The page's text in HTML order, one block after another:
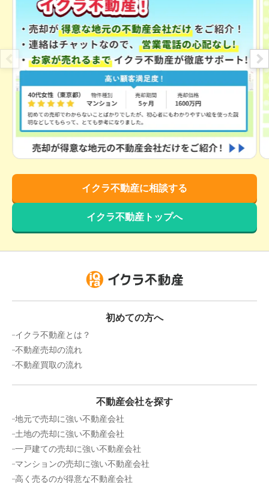
イクラ不動産に相談する
イクラ不動産トップへ
初めての方へ
イクラ不動産とは？
不動産売却の流れ
不動産買取の流れ
不動産会社を探す
地元で売却に強い不動産会社
土地の売却に強い不動産会社
一戸建ての売却に強い不動産会社
マンションの売却に強い不動産会社
高く売るのが得意な不動産会社